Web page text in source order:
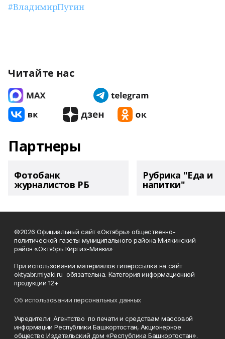
#ВладимирПутин
Читайте нас
Партнеры
Фотобанк
журналистов РБ
Рубрика "Еда и
напитки"
©2026 Официальный сайт «Октябрь» общественно-
политической газеты муниципального района Миякинский
район «Октябрь Киргиз-Мияки»
При использовании материалов гиперссылка на сайт
oktyabr.miyaki.ru обязательна. Категория информационной
продукции 12+
Об использовании персональных данных
Учредители: Агентство по печати и средствам массовой
информации Республики Башкортостан, Акционерное
общество Издательский дом «Республика Башкортостан».